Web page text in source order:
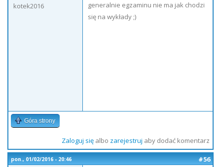
kotek2016
generalnie egzaminu nie ma jak chodzi
się na wykłady ;)
Góra strony
Zaloguj sięalbo zarejestruj aby dodać komentarz
pon., 01/02/2016 - 20:46
#56